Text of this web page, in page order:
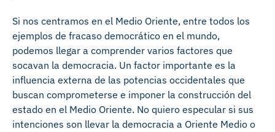
Si nos centramos en el Medio Oriente, entre todos los
ejemplos de fracaso democrático en el mundo,
podemos llegar a comprender varios factores que
socavan la democracia. Un factor importante es la
influencia externa de las potencias occidentales que
buscan comprometerse e imponer la construcción del
estado en el Medio Oriente. No quiero especular si sus
intenciones son llevar la democracia a Oriente Medio o